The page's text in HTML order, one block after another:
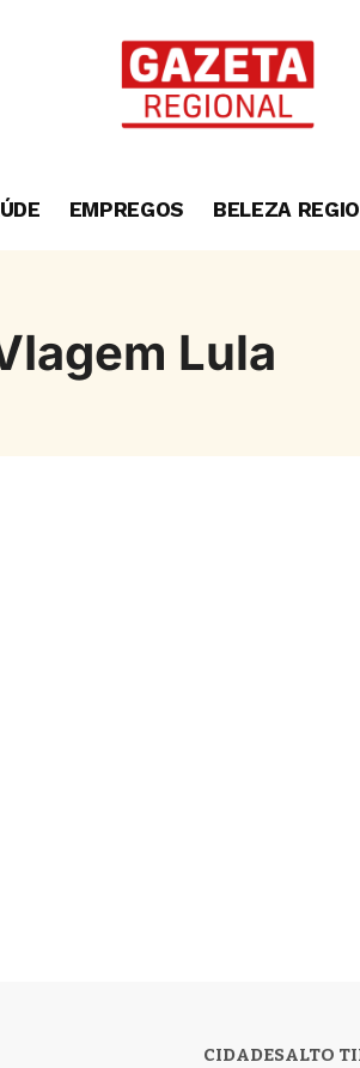
EMPREGOS BELEZA
Lula
CIDADESALTO